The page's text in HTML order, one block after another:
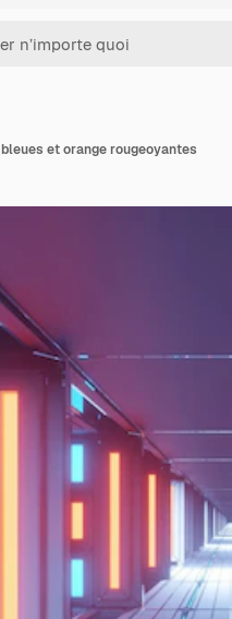
et orange rougeoyantes